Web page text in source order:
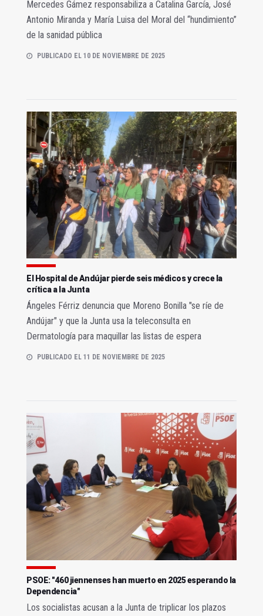
Mercedes Gámez responsabiliza a Catalina García, José
Antonio Miranda y María Luisa del Moral del “hundimiento”
de la sanidad pública
PUBLICADO EL 10 DE NOVIEMBRE DE 2025
El Hospital de Andújar pierde seis médicos y crece la
crítica a la Junta
Ángeles Férriz denuncia que Moreno Bonilla "se ríe de
Andújar" y que la Junta usa la teleconsulta en
Dermatología para maquillar las listas de espera
PUBLICADO EL 11 DE NOVIEMBRE DE 2025
PSOE: "460 jiennenses han muerto en 2025 esperando la
Dependencia"
Los socialistas acusan a la Junta de triplicar los plazos